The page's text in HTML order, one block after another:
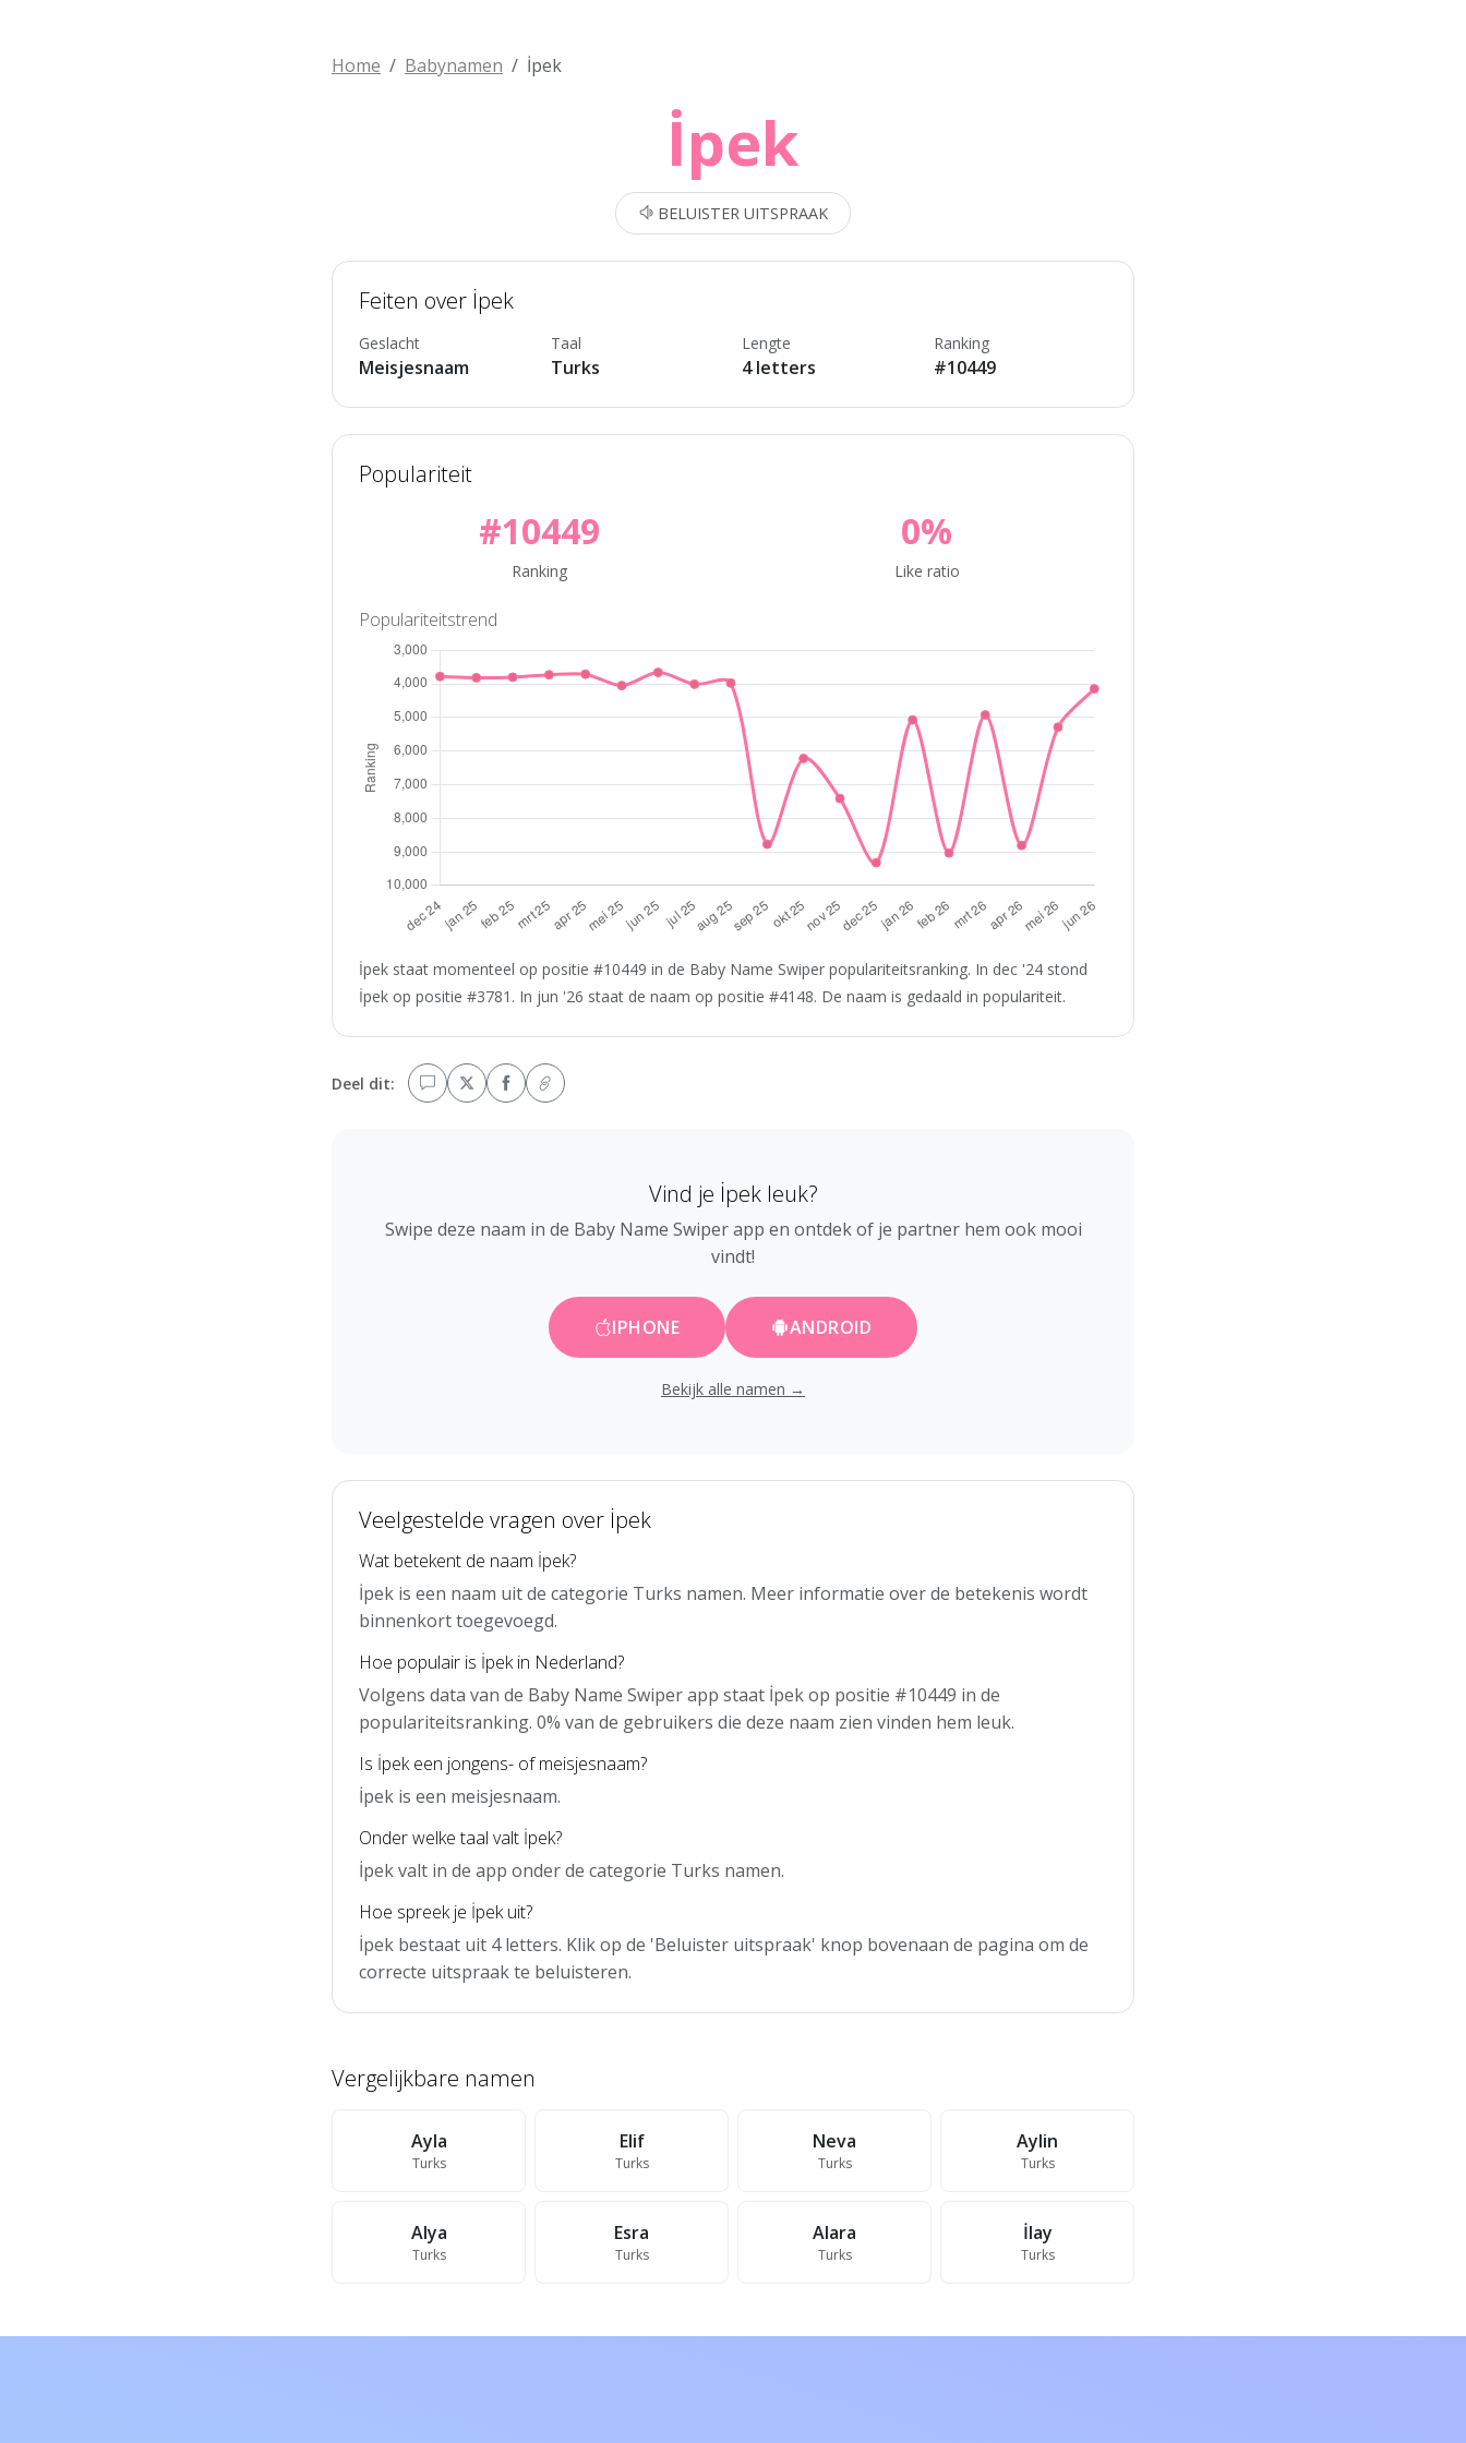
Home Babynamen İpek
İpek
BELUISTER UITSPRAAK
Feiten over İpek
Geslacht
Meisjesnaam
Taal
Turks
Lengte
4 letters
Ranking
#10449
Populariteit
#10449
Ranking
0%
Like ratio
Populariteitstrend
İpek staat momenteel op positie #10449 in de Baby Name Swiper populariteitsranking. In dec '24 stond
İpek op positie #3781. In jun '26 staat de naam op positie #4148. De naam is gedaald in populariteit.
Deel dit:
Vind je İpek leuk?
Swipe deze naam in de Baby Name Swiper app en ontdek of je partner hem ook mooi
vindt!
IPHONE ANDROID
Bekijk alle namen →
Veelgestelde vragen over İpek
Wat betekent de naam İpek?
İpek is een naam uit de categorie Turks namen. Meer informatie over de betekenis wordt
binnenkort toegevoegd.
Hoe populair is İpek in Nederland?
Volgens data van de Baby Name Swiper app staat İpek op positie #10449 in de
populariteitsranking. 0% van de gebruikers die deze naam zien vinden hem leuk.
Is İpek een jongens- of meisjesnaam?
İpek is een meisjesnaam.
Onder welke taal valt İpek?
İpek valt in de app onder de categorie Turks namen.
Hoe spreek je İpek uit?
İpek bestaat uit 4 letters. Klik op de 'Beluister uitspraak' knop bovenaan de pagina om de
correcte uitspraak te beluisteren.
Vergelijkbare namen
Ayla
Turks
Elif
Turks
Neva
Turks
Aylin
Turks
Alya
Turks
Esra
Turks
Alara
Turks
İlay
Turks